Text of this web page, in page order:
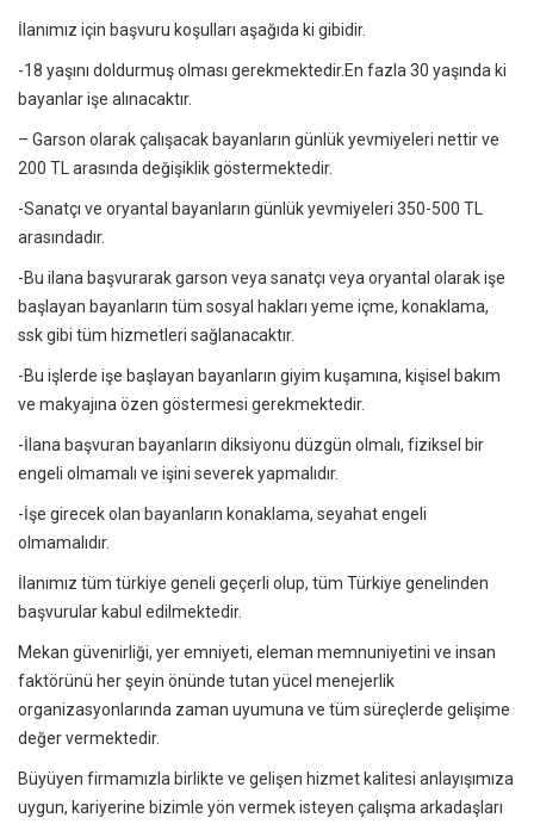
İlanımız için başvuru koşulları aşağıda ki gibidir.
-18 yaşını doldurmuş olması gerekmektedir.En fazla 30 yaşında ki
bayanlar işe alınacaktır.
– Garson olarak çalışacak bayanların günlük yevmiyeleri nettir ve
200 TL arasında değişiklik göstermektedir.
-Sanatçı ve oryantal bayanların günlük yevmiyeleri 350-500 TL
arasındadır.
-Bu ilana başvurarak garson veya sanatçı veya oryantal olarak işe
başlayan bayanların tüm sosyal hakları yeme içme, konaklama,
ssk gibi tüm hizmetleri sağlanacaktır.
-Bu işlerde işe başlayan bayanların giyim kuşamına, kişisel bakım
ve makyajına özen göstermesi gerekmektedir.
-İlana başvuran bayanların diksiyonu düzgün olmalı, fiziksel bir
engeli olmamalı ve işini severek yapmalıdır.
-İşe girecek olan bayanların konaklama, seyahat engeli
olmamalıdır.
İlanımız tüm türkiye geneli geçerli olup, tüm Türkiye genelinden
başvurular kabul edilmektedir.
Mekan güvenirliği, yer emniyeti, eleman memnuniyetini ve insan
faktörünü her şeyin önünde tutan yücel menejerlik
organizasyonlarında zaman uyumuna ve tüm süreçlerde gelişime
değer vermektedir.
Büyüyen firmamızla birlikte ve gelişen hizmet kalitesi anlayışımıza
uygun, kariyerine bizimle yön vermek isteyen çalışma arkadaşları